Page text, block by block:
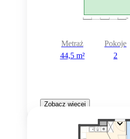
Metraż
44,5 m²
Pokoje
2
Zobacz więcej